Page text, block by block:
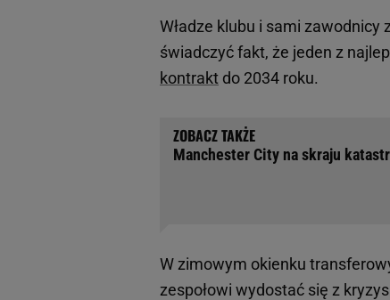
Władze klubu i sami
świadczyć fakt, że jeden z
kontrakt do 2034 roku.
Manchester City na skraju
W zimowym okienku
zespołowi wydostać się z